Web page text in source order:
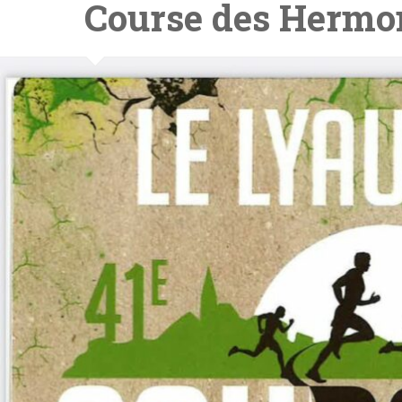
Course des